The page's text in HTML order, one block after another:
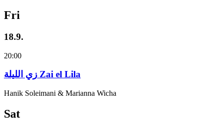
Fri
18.9.
20:00
زي‌ اللیلة Zai el Lila
Hanik Soleimani & Marianna Wicha
Sat